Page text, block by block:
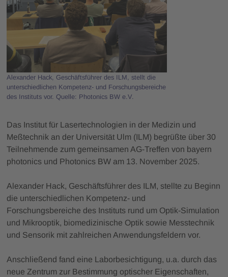
Alexander Hack, Geschäftsführer des ILM, stellt die
unterschiedlichen Kompetenz- und Forschungsbereiche
des Instituts vor. Quelle: Photonics BW e.V.
Das Institut für Lasertechnologien in der Medizin und
Meßtechnik an der Universität Ulm (ILM) begrüßte über 30
Teilnehmende zum gemeinsamen AG-Treffen von bayern
photonics und Photonics BW am 13. November 2025.
Alexander Hack, Geschäftsführer des ILM, stellte zu Beginn
die unterschiedlichen Kompetenz- und
Forschungsbereiche des Instituts rund um Optik-Simulation
und Mikrooptik, biomedizinische Optik sowie Messtechnik
und Sensorik mit zahlreichen Anwendungsfeldern vor.
Anschließend fand eine Laborbesichtigung, u.a. durch das
neue Zentrum zur Bestimmung optischer Eigenschaften,